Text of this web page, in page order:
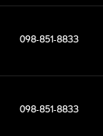
098-851-8833
098-851-8833